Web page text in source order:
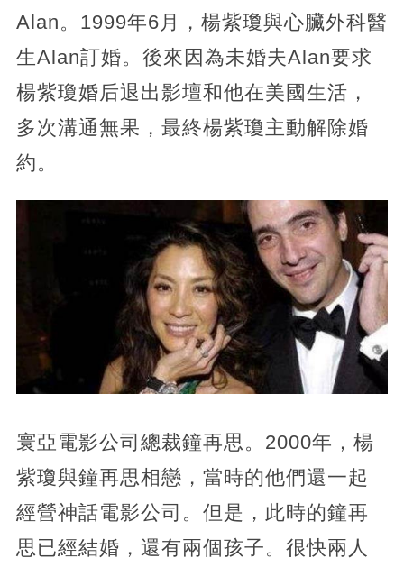
Alan。1999年6月，楊紫瓊與心臟外科醫
生Alan訂婚。後來因為未婚夫Alan要求
楊紫瓊婚后退出影壇和他在美國生活，
多次溝通無果，最終楊紫瓊主動解除婚
約。
寰亞電影公司總裁鐘再思。2000年，楊
紫瓊與鐘再思相戀，當時的他們還一起
經營神話電影公司。但是，此時的鐘再
思已經結婚，還有兩個孩子。很快兩人